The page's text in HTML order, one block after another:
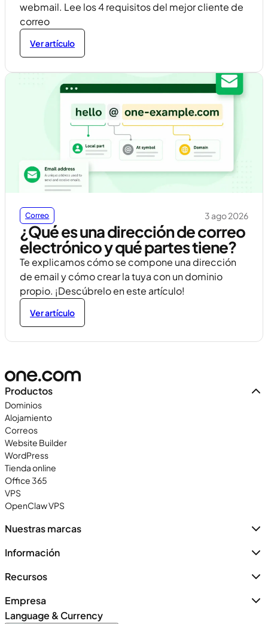
webmail. Lee los 4 requisitos del mejor cliente de
correo
Ver artículo
Correo 3 ago 2026
¿Qué es una dirección de correo
electrónico y qué partes tiene?
Te explicamos cómo se compone una dirección
de email y cómo crear la tuya con un dominio
propio. ¡Descúbrelo en este artículo!
Ver artículo
Productos
Dominios
Alojamiento
Correos
Website Builder
WordPress
Tienda online
Office 365
VPS
OpenClaw VPS
Nuestras marcas
Información
Recursos
Empresa
Language & Currency